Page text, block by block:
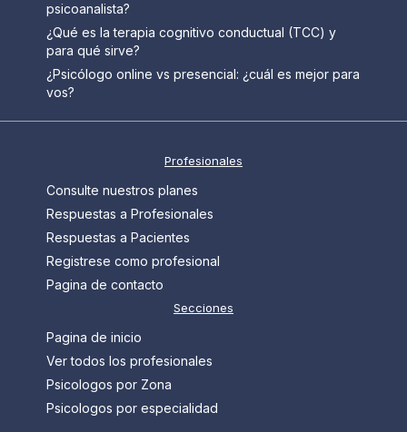
psicoanalista?
¿Qué es la terapia cognitivo conductual (TCC) y
para qué sirve?
¿Psicólogo online vs presencial: ¿cuál es mejor para
vos?
Profesionales
Consulte nuestros planes
Respuestas a Profesionales
Respuestas a Pacientes
Registrese como profesional
Pagina de contacto
Secciones
Pagina de inicio
Ver todos los profesionales
Psicologos por Zona
Psicologos por especialidad